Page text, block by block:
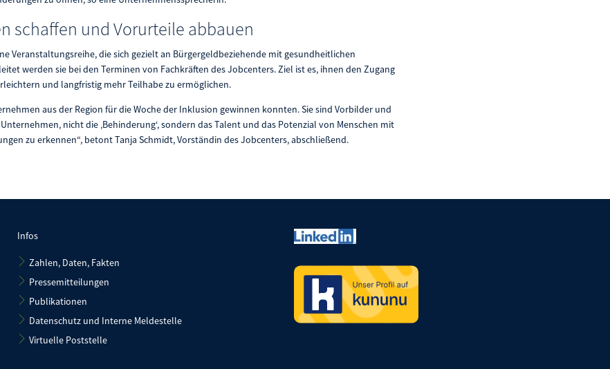
schaffen und Vorurteile abbauen
Veranstaltungsreihe, die sich gezielt an Bürgergeldbeziehende mit gesundheitlichen
werden sie bei den Terminen von Fachkräften des Jobcenters. Ziel ist es, ihnen den Zugang
und langfristig mehr Teilhabe zu ermöglichen.
aus der Region für die Woche der Inklusion gewinnen konnten. Sie sind Vorbilder und
nicht die ‚Behinderung‘, sondern das Talent und das Potenzial von Menschen mit
zu erkennen“, betont Tanja Schmidt, Vorständin des Jobcenters, abschließend.
Infos
Zahlen, Daten, Fakten
Pressemitteilungen
Publikationen
Datenschutz und Interne Meldestelle
Virtuelle Poststelle